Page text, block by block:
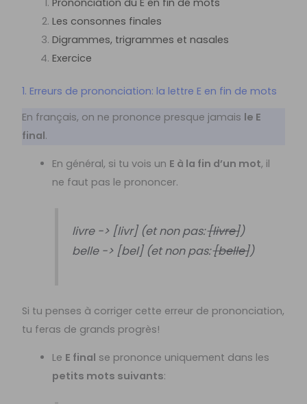
Les consonnes finales
Digrammes, trigrammes et nasales
Exercice
1. Erreurs de prononciation: la lettre E en fin de mots
En français, on ne prononce presque jamais le E
final.
En général, si tu vois un E à la fin d’un mot, il
ne faut pas le prononcer.
livre -> [livr] (et non pas:[livre])
belle -> [bel] (et non pas:[belle])
Si tu penses à corriger cette erreur de prononciation,
tu feras de grands progrès!
Le E final se prononce uniquement dans les
petits mots suivants: